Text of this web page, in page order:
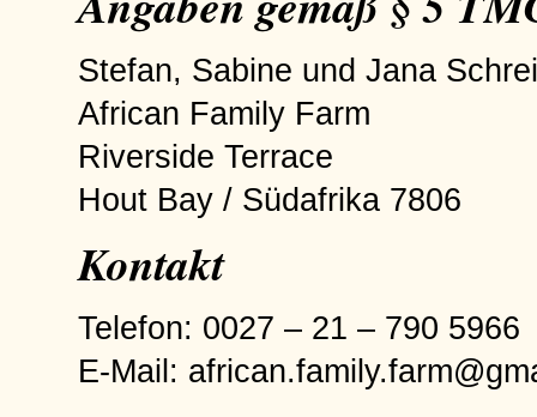
Stefan, Sabine und Jana
African Family Farm
Riverside Terrace
Hout Bay / Südafrika 7806
Kontakt
Telefon: 0027 – 21 – 790 5966
E-Mail: